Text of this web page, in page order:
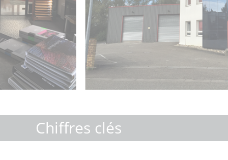
Chiffres clés